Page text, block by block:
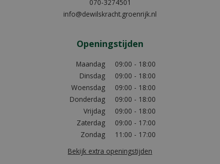
070-3274501
info@dewilskracht.groenrijk.nl
Openingstijden
Maandag
09:00 - 18:00
Dinsdag
09:00 - 18:00
Woensdag
09:00 - 18:00
Donderdag
09:00 - 18:00
Vrijdag
09:00 - 18:00
Zaterdag
09:00 - 17:00
Zondag
11:00 - 17:00
Bekijk extra openingstijden